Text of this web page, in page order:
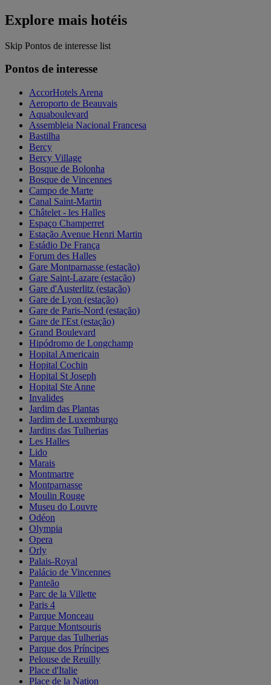
Explore mais hotéis
Skip Pontos de interesse list
Pontos de interesse
AccorHotels Arena
Aeroporto de Beauvais
Aquaboulevard
Assembleia Nacional Francesa
Bastilha
Bercy
Bercy Village
Bosque de Bolonha
Bosque de Vincennes
Campo de Marte
Canal Saint-Martin
Châtelet - les Halles
Espaço Champerret
Estação Avenue Henri Martin
Estádio De França
Forum des Halles
Gare Montparnasse (estação)
Gare Saint-Lazare (estação)
Gare d'Austerlitz (estação)
Gare de Lyon (estação)
Gare de Paris-Nord (estação)
Gare de l'Est (estação)
Grand Boulevard
Hipódromo de Longchamp
Hopital Americain
Hopital Cochin
Hopital St Joseph
Hopital Ste Anne
Invalides
Jardim das Plantas
Jardim de Luxemburgo
Jardins das Tulherias
Les Halles
Lido
Marais
Montmartre
Montparnasse
Moulin Rouge
Museu do Louvre
Odéon
Olympia
Opera
Orly
Palais-Royal
Palácio de Vincennes
Panteão
Parc de la Villette
Paris 4
Parque Monceau
Parque Montsouris
Parque das Tulherias
Parque dos Príncipes
Pelouse de Reuilly
Place d'Italie
Place de la Nation